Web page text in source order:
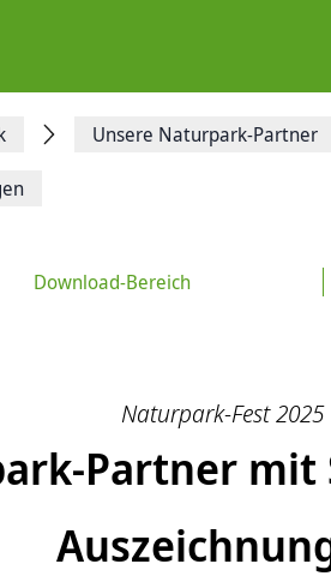
Unsere Naturpark-Partner
Download-Bereich
Naturpark-Fest 2025
Partner mit